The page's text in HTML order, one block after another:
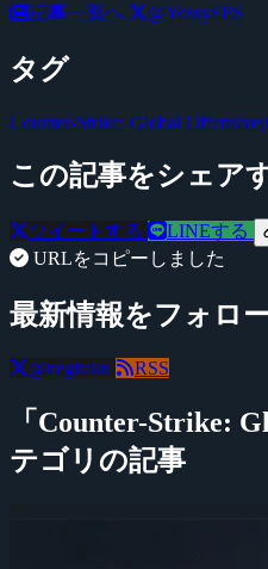
記事一覧へ @YossyFPS
タグ
Counter-Strike: Global
この記事をシェア
ツイートする LINEする
URLをコピーしました
最新情報をフォロ
@negitaku RSS
「Counter-Strike:
テゴリの記事